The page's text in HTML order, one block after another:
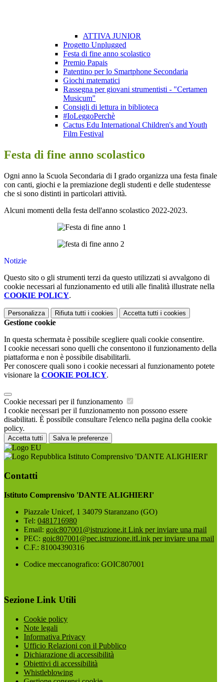
ATTIVA JUNIOR
Progetto Unplugged
Festa di fine anno scolastico
Premio Papais
Patentino per lo Smartphone Secondaria
Giochi matematici
Rassegna per giovani strumentisti - "Certamen
Musicum"
Consigli di lettura in biblioteca
#IoLeggoPerchè
Cactus Edu International Children's and Youth
Film Festival
Festa di fine anno scolastico
Ogni anno la Scuola Secondaria di I grado organizza una festa finale
con canti, giochi e la premiazione degli studenti e delle studentesse
che si sono distinti in particolari attività.
Alcuni momenti della festa dell'anno scolastico 2022-2023.
Notizie
Questo sito o gli strumenti terzi da questo utilizzati si avvalgono di
cookie necessari al funzionamento ed utili alle finalità illustrate nella
COOKIE POLICY.
Personalizza Rifiuta tutti i cookies Accetta tutti i cookies
Gestione cookie
In questa schermata è possibile scegliere quali cookie consentire.
I cookie necessari sono quelli che consentono il funzionamento della
piattaforma e non è possibile disabilitarli.
Per conoscere quali sono i cookie necessari al funzionamento potete
visionare la COOKIE POLICY.
Cookie necessari per il funzionamento
I cookie necessari per il funzionamento non possono essere
disabilitati. È possibile consultare l'elenco nella pagina della cookie
policy.
Accetta tutti Salva le preferenze
Istituto Comprensivo 'DANTE ALIGHIERI'
Contatti
Istituto Comprensivo 'DANTE ALIGHIERI'
Piazzale Unicef, 1 34079 Staranzano (GO)
Tel: 0481716980
Email: goic807001@istruzione.it Link per inviare una mail
PEC: goic807001@pec.istruzione.itLink per inviare una mail
C.F.: 81004390316
Codice meccanografico: GOIC807001
Sezione Link Utili
Cookie policy
Note legali
Informativa Privacy
Ufficio Relazioni con il Pubblico
Dichiarazione di accessibilità
Obiettivi di accessibilità
Whistleblowing